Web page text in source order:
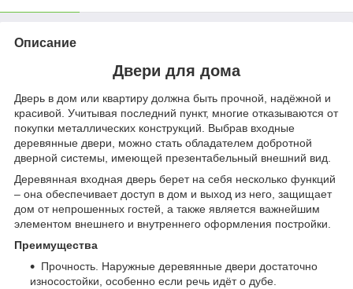
Описание
Двери для дома
Дверь в дом или квартиру должна быть прочной, надёжной и
красивой. Учитывая последний пункт, многие отказываются от
покупки металлических конструкций. Выбрав входные
деревянные двери, можно стать обладателем добротной
дверной системы, имеющей презентабельный внешний вид.
Деревянная входная дверь берет на себя несколько функций
– она обеспечивает доступ в дом и выход из него, защищает
дом от непрошенных гостей, а также является важнейшим
элементом внешнего и внутреннего оформления постройки.
Преимущества
Прочность. Наружные деревянные двери достаточно
износостойки, особенно если речь идёт о дубе.